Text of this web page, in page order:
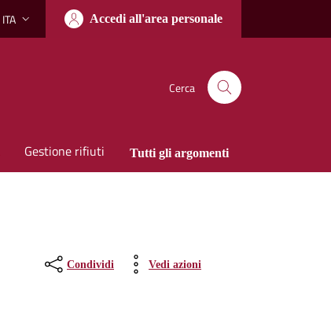
Lingua attiva:
ITA Accedi all'area personale
Cerca
Gestione rifiuti Tutti gli argomenti
Condividi Vedi azioni